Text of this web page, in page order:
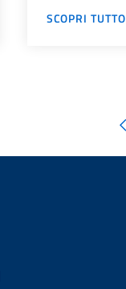
SCOPRI TUTTO